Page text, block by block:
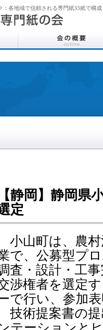
：各地域で信頼される専門紙33紙で構成
【静岡】静岡
定
小山町は、農村
で、公募型プ
査・設計・工
渉権者を選定
で行い、参加
技術提案書の提